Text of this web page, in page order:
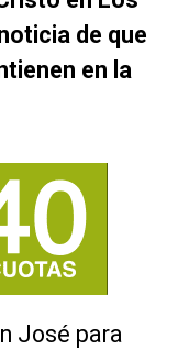
de que
en la
José para